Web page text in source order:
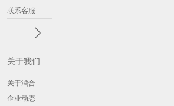
联系客服
关于我们
关于鸿合
企业动态